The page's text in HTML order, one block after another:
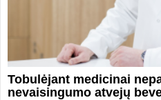
Tobulėjant medicinai
nevaisingumo atvejų